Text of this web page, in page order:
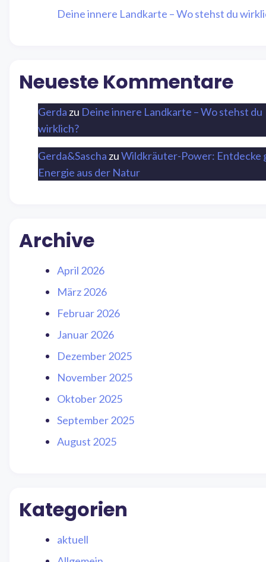
Deine innere Landkarte – Wo stehst du
Neueste Kommentare
Gerda zu Deine innere Landkarte – Wo stehst du
wirklich?
Gerda&Sascha zuWildkräuter-Power: Entdecke
Energie aus der Natur
Archive
April 2026
März 2026
Februar 2026
Januar 2026
Dezember 2025
November 2025
Oktober 2025
September 2025
August 2025
Kategorien
aktuell